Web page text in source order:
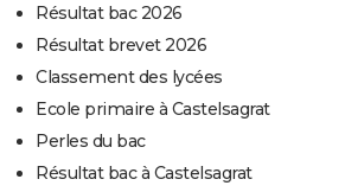
Résultat bac 2026
Résultat brevet 2026
Classement des lycées
Ecole primaire à Castelsagrat
Perles du bac
Résultat bac à Castelsagrat